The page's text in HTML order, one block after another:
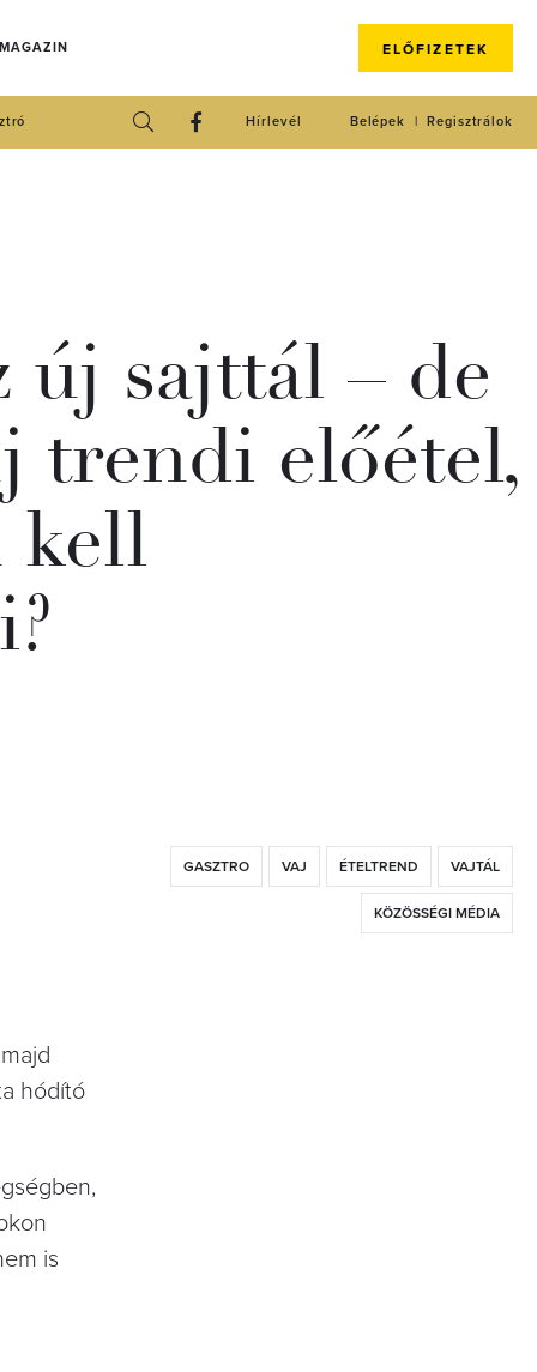
ELŐFIZETEK
Regisztrálok
Belépek
Hírlevél
új sajttál – de
trendi előétel,
kell
GASZTRO VAJ ÉTELTREND VAJTÁL
KÖZÖSSÉGI MÉDIA
hódító
is